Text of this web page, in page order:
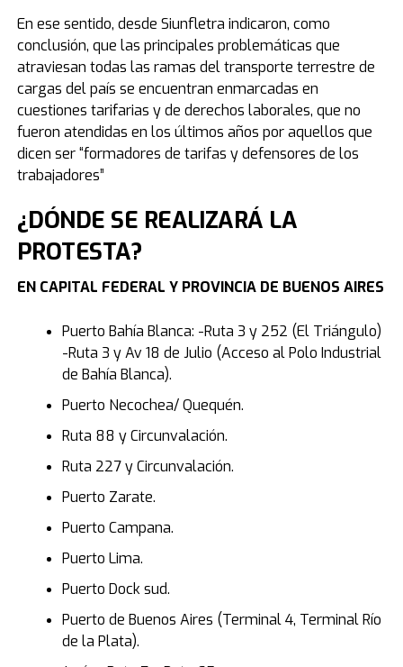
En ese sentido, desde Siunfletra indicaron, como
conclusión, que las principales problemáticas que
atraviesan todas las ramas del transporte terrestre de
cargas del país se encuentran enmarcadas en
cuestiones tarifarias y de derechos laborales, que no
fueron atendidas en los últimos años por aquellos que
dicen ser “formadores de tarifas y defensores de los
trabajadores”
¿DÓNDE SE REALIZARÁ LA
PROTESTA?
EN CAPITAL FEDERAL Y PROVINCIA DE BUENOS AIRES
Puerto Bahía Blanca: -Ruta 3 y 252 (El Triángulo)
-Ruta 3 y Av 18 de Julio (Acceso al Polo Industrial
de Bahía Blanca).
Puerto Necochea/ Quequén.
Ruta 88 y Circunvalación.
Ruta 227 y Circunvalación.
Puerto Zarate.
Puerto Campana.
Puerto Lima.
Puerto Dock sud.
Puerto de Buenos Aires (Terminal 4, Terminal Río
de la Plata).